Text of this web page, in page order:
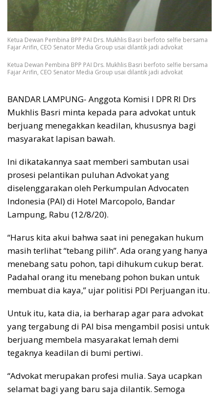
Ketua Dewan Pembina BPP PAI Drs. Mukhlis Basri berfoto selfie bersama
Fajar Arifin, CEO Senator Media Group usai dilantik jadi advokat
Ketua Dewan Pembina BPP PAI Drs. Mukhlis Basri berfoto selfie bersama
Fajar Arifin, CEO Senator Media Group usai dilantik jadi advokat
BANDAR LAMPUNG- Anggota Komisi I DPR RI Drs
Mukhlis Basri minta kepada para advokat untuk
berjuang menegakkan keadilan, khususnya bagi
masyarakat lapisan bawah.
Ini dikatakannya saat memberi sambutan usai
prosesi pelantikan puluhan Advokat yang
diselenggarakan oleh Perkumpulan Advocaten
Indonesia (PAI) di Hotel Marcopolo, Bandar
Lampung, Rabu (12/8/20).
“Harus kita akui bahwa saat ini penegakan hukum
masih terlihat “tebang pilih”. Ada orang yang hanya
menebang satu pohon, tapi dihukum cukup berat.
Padahal orang itu menebang pohon bukan untuk
membuat dia kaya,” ujar politisi PDI Perjuangan itu.
Untuk itu, kata dia, ia berharap agar para advokat
yang tergabung di PAI bisa mengambil posisi untuk
berjuang membela masyarakat lemah demi
tegaknya keadilan di bumi pertiwi.
“Advokat merupakan profesi mulia. Saya ucapkan
selamat bagi yang baru saja dilantik. Semoga